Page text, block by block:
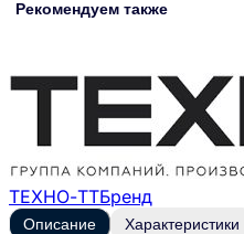
Рекомендуем также
ТЕХНО-ТТБренд
Описание Характеристики